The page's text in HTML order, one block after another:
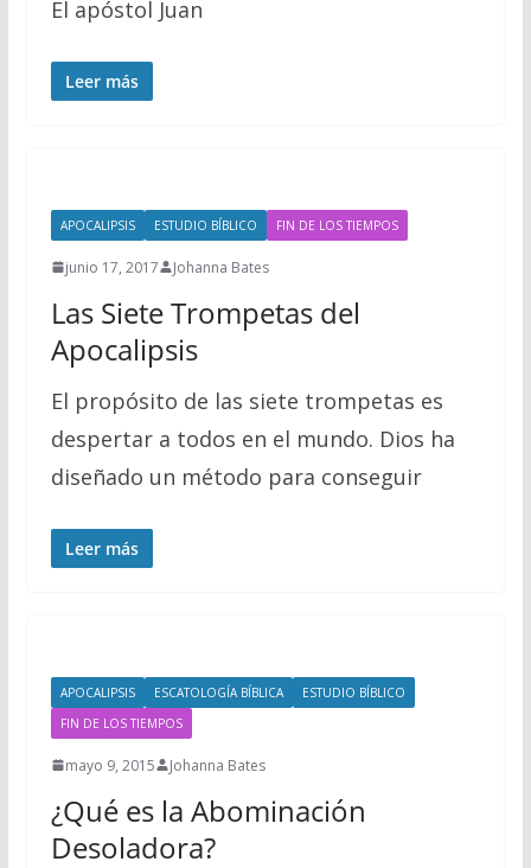
El apóstol Juan
Leer más
APOCALIPSIS ESTUDIO BÍBLICO FIN DE LOS TIEMPOS
junio 17, 2017 Johanna Bates
Las Siete Trompetas del
Apocalipsis
El propósito de las siete trompetas es
despertar a todos en el mundo. Dios ha
diseñado un método para conseguir
Leer más
APOCALIPSIS ESCATOLOGÍA BÍBLICA
ESTUDIO BÍBLICO
FIN DE LOS TIEMPOS
mayo 9, 2015 Johanna Bates
¿Qué es la Abominación
Desoladora?